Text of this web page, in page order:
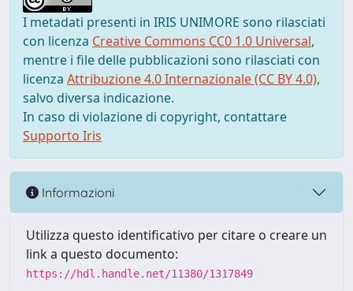
I metadati presenti in IRIS UNIMORE sono rilasciati
con licenza Creative Commons CC0 1.0 Universal,
mentre i file delle pubblicazioni sono rilasciati con
licenza Attribuzione 4.0 Internazionale (CC BY 4.0),
salvo diversa indicazione.
In caso di violazione di copyright, contattare
Supporto Iris
Informazioni
Utilizza questo identificativo per citare o creare un
link a questo documento:
https://hdl.handle.net/11380/1317849